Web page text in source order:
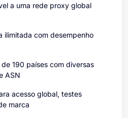
a uma rede proxy global
ilimitada com desempenho
190 países com diversas
ASN
acesso global, testes
marca